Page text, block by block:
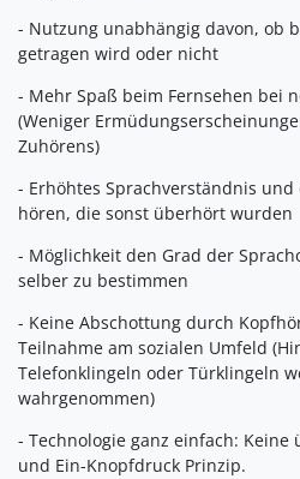
- Nutzung unabhängig davon, ob
getragen wird oder nicht
- Mehr Spaß beim Fernsehen bei
(Weniger
Zuhörens)
- Erhöhtes Sprachverständnis und
hören, die sonst überhört wurden
- Möglichkeit den Grad der
selber zu bestimmen
- Keine Abschottung durch
Teilnahme am sozialen Umfeld
Telefonklingeln oder Türklingeln
wahrgenommen)
- Technologie ganz einfach: Keine
und Ein-Knopfdruck Prinzip.